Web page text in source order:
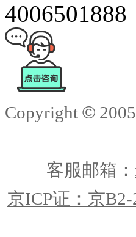
4006501888
Copyright ©
客服邮箱：
京ICP证：京B2-